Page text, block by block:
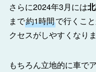
さらに2024年3月には
まで約1時間で行くこと
クセスがしやすくなりま
もちろん立地的に車で